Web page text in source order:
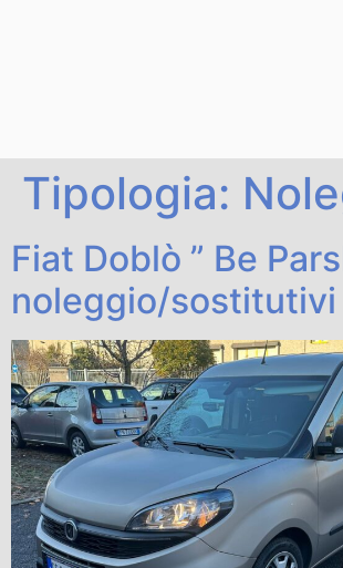
Tipologia:
Fiat Doblò ” Be
noleggio/sostitutivi